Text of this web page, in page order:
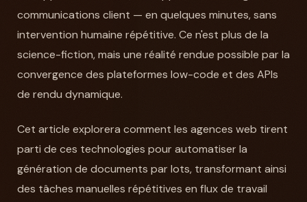
communications client — en quelques minutes, sans
intervention humaine répétitive. Ce n'est plus de la
science-fiction, mais une réalité rendue possible par la
convergence des plateformes low-code et des APIs
de rendu dynamique.
Cet article explorera comment les agences web tirent
parti de ces technologies pour automatiser la
génération de documents par lots, transformant ainsi
des tâches manuelles répétitives en flux de travail